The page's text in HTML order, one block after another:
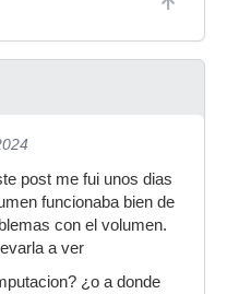
post me fui unos dias
funcionaba bien de
con el volumen.
a ver
¿o a donde